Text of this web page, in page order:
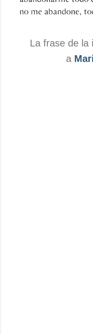
La frase de la
a